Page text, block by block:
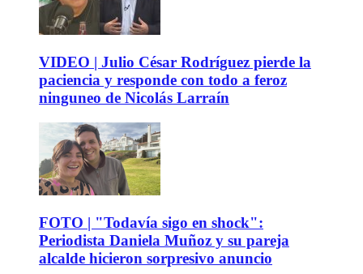
VIDEO | Julio César Rodríguez pierde la
paciencia y responde con todo a feroz
ninguneo de Nicolás Larraín
FOTO | "Todavía sigo en shock":
Periodista Daniela Muñoz y su pareja
alcalde hicieron sorpresivo anuncio